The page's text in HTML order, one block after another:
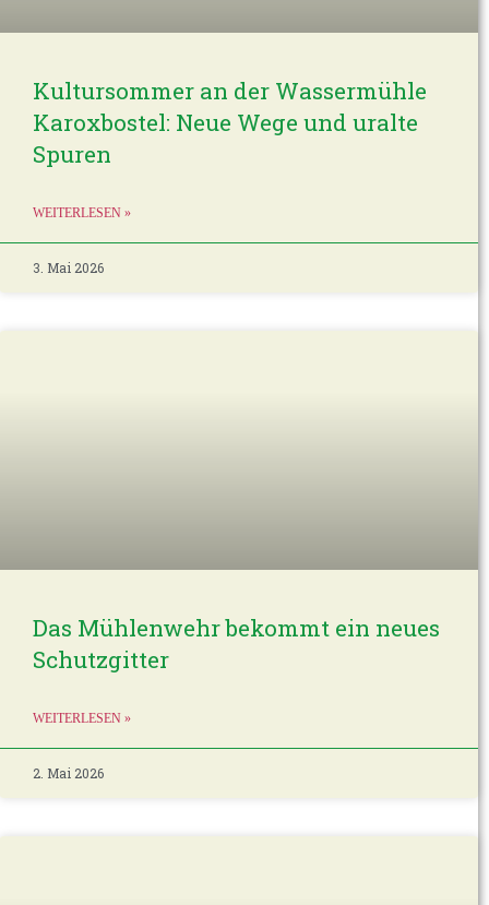
Kultursommer an der Wassermühle
Karoxbostel: Neue Wege und uralte
Spuren
WEITERLESEN »
3. Mai 2026
Das Mühlenwehr bekommt ein neues
Schutzgitter
WEITERLESEN »
2. Mai 2026